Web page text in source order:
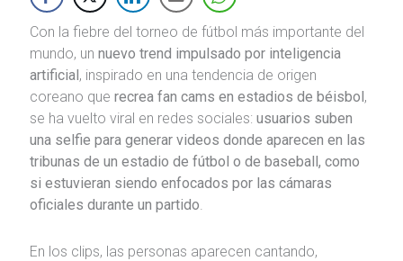
Con la fiebre del torneo de fútbol más importante del
mundo, un nuevo trend impulsado por inteligencia
artificial, inspirado en una tendencia de origen
coreano que recrea fan cams en estadios de béisbol,
se ha vuelto viral en redes sociales: usuarios suben
una selfie para generar videos donde aparecen en las
tribunas de un estadio de fútbol o de baseball, como
si estuvieran siendo enfocados por las cámaras
oficiales durante un partido.
En los clips, las personas aparecen cantando,